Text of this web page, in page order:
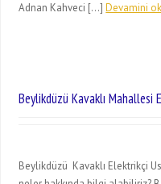
Adnan Kahveci […]Devamini
Beylikdüzü Kavaklı Mahallesi
Beylikdüzü Kavaklı Elektrikçi